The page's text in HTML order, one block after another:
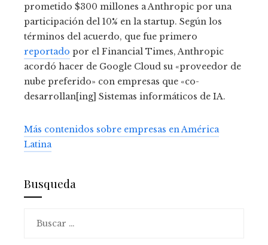
prometido $300 millones a Anthropic por una
participación del 10% en la startup. Según los
términos del acuerdo, que fue primero
reportado por el Financial Times, Anthropic
acordó hacer de Google Cloud su «proveedor de
nube preferido» con empresas que «co-
desarrollan[ing] Sistemas informáticos de IA.
Más contenidos sobre empresas en América
Latina
Busqueda